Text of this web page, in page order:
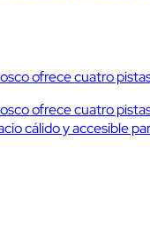
ofrece cuatro
ofrece cuatro
cálido y accesible